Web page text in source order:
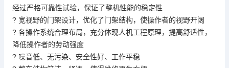
经过严格可靠性试验，保证了整机性能的稳定性
? 宽视野的门架设计，优化了门架结构，使操作者的视野开阔
? 各操作系统合理布局，充分体现人机工程原理，提高舒适性，
降低操作者的劳动强度
? 噪音低、无污染、安全性好、工作平稳